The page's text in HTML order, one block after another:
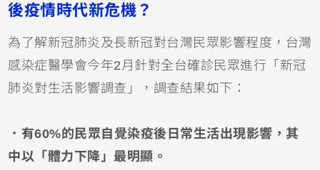
後疫情時代新危機？
為了解新冠肺炎及長新冠對台灣民眾影響程度，台灣
感染症醫學會今年2月針對全台確診民眾進行「新冠
肺炎對生活影響調查」，調查結果如下：
．有60%的民眾自覺染疫後日常生活出現影響，其
中以「體力下降」最明顯。